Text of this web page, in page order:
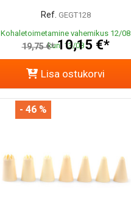
Ref. GEGT128
Kohaletoimetamine vahemikus 12/08
kuni 13/08
19,75 €* 10,15 €*
Lisa ostukorvi
- 46 %